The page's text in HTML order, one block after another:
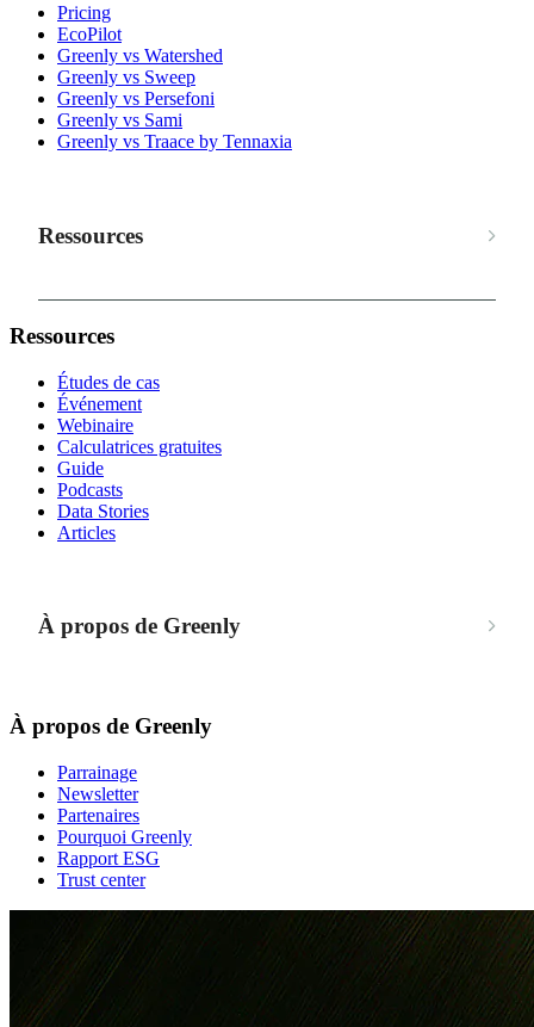
Pricing
EcoPilot
Greenly vs Watershed
Greenly vs Sweep
Greenly vs Persefoni
Greenly vs Sami
Greenly vs Traace by Tennaxia
Ressources
Ressources
Études de cas
Événement
Webinaire
Calculatrices gratuites
Guide
Podcasts
Data Stories
Articles
À propos de Greenly
À propos de Greenly
Parrainage
Newsletter
Partenaires
Pourquoi Greenly
Rapport ESG
Trust center